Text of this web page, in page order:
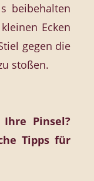
beibehalten
Ecken
gegen die
stoßen.
Pinsel?
Tipps für